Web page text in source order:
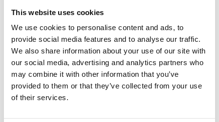
This website uses cookies
We use cookies to personalise content and ads, to
provide social media features and to analyse our traffic.
We also share information about your use of our site with
our social media, advertising and analytics partners who
may combine it with other information that you’ve
provided to them or that they’ve collected from your use
of their services.